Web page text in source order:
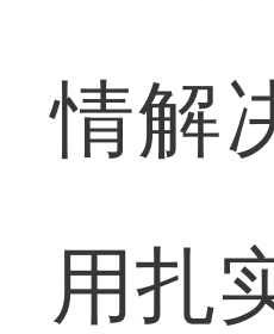
情解
用扎